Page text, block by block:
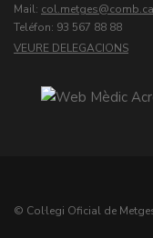
Mail: col.metges
Teléfon: 93 567 88 88
VEURE DELEGACIONS
© Col·legi Oficial de